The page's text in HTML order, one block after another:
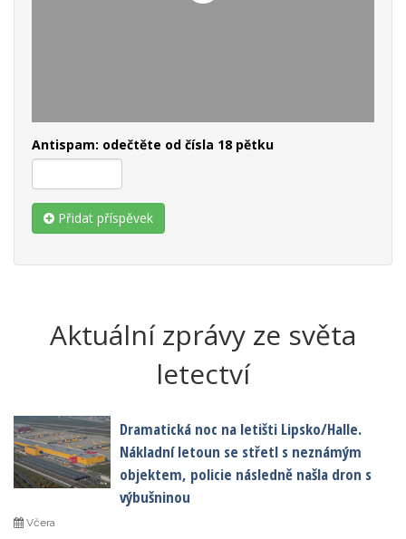
Antispam: odečtěte od čísla 18 pětku
Přidat příspěvek
Aktuální zprávy ze světa
letectví
Dramatická noc na letišti Lipsko/Halle.
Nákladní letoun se střetl s neznámým
objektem, policie následně našla dron s
výbušninou
Včera